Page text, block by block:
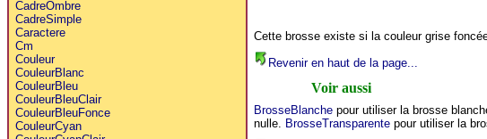
CadreOmbre
CadreSimple
Caractere
Cm
Couleur
CouleurBlanc
CouleurBleu
CouleurBleuClair
CouleurBleuFonce
CouleurCyan
Cette brosse existe si la couleur grise
Revenir en haut de la page...
Voir aussi
BrosseBlanchepour utiliser la brosse
nulle. BrosseTransparentepour utiliser la